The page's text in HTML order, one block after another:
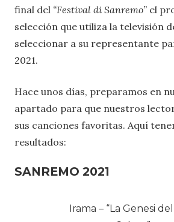
final del “Festival di Sanremo” el
selección que utiliza la televisión
seleccionar a su representante
2021.
Hace unos días, preparamos en
apartado para que nuestros
sus canciones favoritas. Aquí
resultados:
SANREMO 2021
Irama – “La Genesi